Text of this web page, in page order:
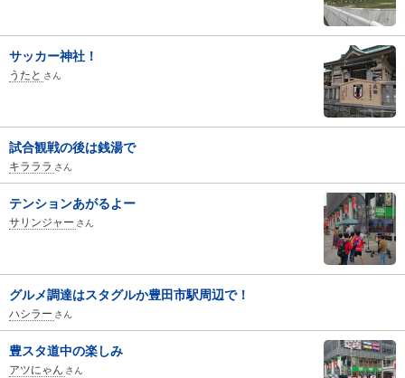
サッカー神社！
うたと さん
試合観戦の後は銭湯で
キラララ さん
テンションあがるよー
サリンジャー さん
グルメ調達はスタグルか豊田市駅周辺で！
ハシラー さん
豊スタ道中の楽しみ
アツにゃん さん